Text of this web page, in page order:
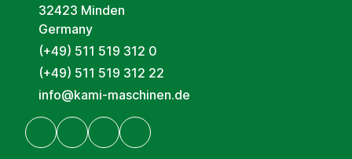
32423 Minden
Germany
(+49) 511 519 312 0
(+49) 511 519 312 22
info@kami-maschinen.de